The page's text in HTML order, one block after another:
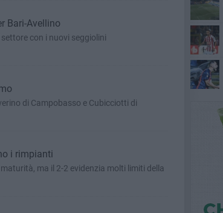
Bari-Avellino
con i nuovi seggiolini
di Campobasso e Cubicciotti di
i rimpianti
ma il 2-2 evidenzia molti limiti della